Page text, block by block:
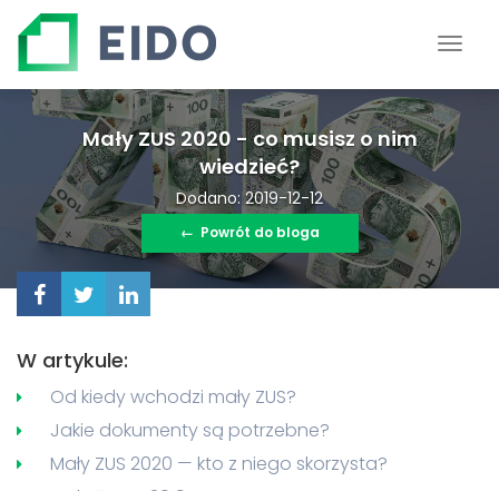
Mały ZUS 2020 - co musisz o nim
wiedzieć?
Dodano: 2019-12-12
← Powrót do bloga
W artykule:
Od kiedy wchodzi mały ZUS?
Jakie dokumenty są potrzebne?
Mały ZUS 2020 — kto z niego skorzysta?